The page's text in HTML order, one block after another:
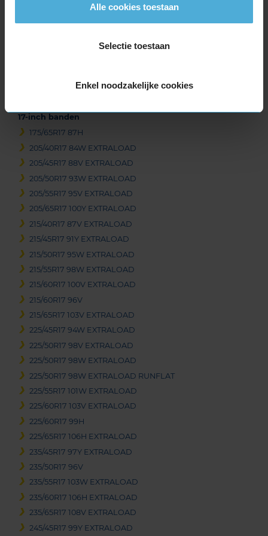
Alle cookies toestaan
Selectie toestaan
Enkel noodzakelijke cookies
215/55R16 97W EXTRALOAD
215/60R16 99V EXTRALOAD
225/60R16 102W EXTRALOAD
17-inch banden
175/65R17 87H
205/40R17 84W EXTRALOAD
205/45R17 88V EXTRALOAD
205/50R17 93W EXTRALOAD
205/55R17 95V EXTRALOAD
205/65R17 100Y EXTRALOAD
215/40R17 87V EXTRALOAD
215/45R17 91Y EXTRALOAD
215/50R17 95W EXTRALOAD
215/55R17 98W EXTRALOAD
215/60R17 100V EXTRALOAD
215/60R17 96V
215/65R17 103V EXTRALOAD
225/45R17 94W EXTRALOAD
225/50R17 98V EXTRALOAD
225/50R17 98W EXTRALOAD
225/50R17 98W EXTRALOAD RUNFLAT
225/55R17 101W EXTRALOAD
225/60R17 103V EXTRALOAD
225/60R17 99H
225/65R17 106H EXTRALOAD
235/45R17 97Y EXTRALOAD
235/50R17 96V
235/55R17 103W EXTRALOAD
235/60R17 106H EXTRALOAD
235/65R17 108V EXTRALOAD
245/45R17 99Y EXTRALOAD